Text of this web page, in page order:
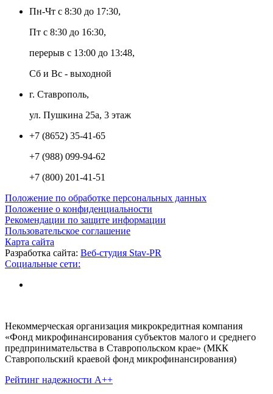
Пн-Чт с 8:30 до 17:30,
Пт с 8:30 до 16:30,
перерыв с 13:00 до 13:48,
Сб и Вс - выходной
г. Ставрополь,
ул. Пушкина 25а, 3 этаж
+7 (8652) 35-41-65
+7 (988) 099-94-62
+7 (800) 201-41-51
Положение по обработке персональных данных
Положение о конфиденциальности
Рекомендации по защите информации
Пользовательское соглашение
Карта сайта
Разработка сайта: Веб-студия Stav-PR
Социальные сети:
Некоммерческая организация микрокредитная компания
«Фонд микрофинансирования субъектов малого и среднего
предпринимательства в Ставропольском крае» (МКК
Ставропольский краевой фонд микрофинансирования)
Рейтинг надежности A++